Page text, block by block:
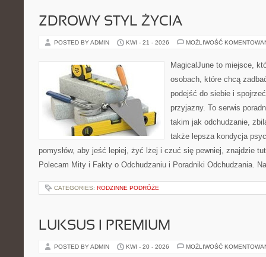
ZDROWY STYL ŻYCIA
POSTED BY ADMIN KWI - 21 - 2026 MOŻLIWOŚĆ
MagicalJune to miejsce,
osobach, które chcą
podejść do siebie i
przyjazny. To serwis
takim jak odchudzanie,
także lepsza kondycja
pomysłów, aby jeść lepiej, żyć lżej i czuć się pewniej, znajdzie
Polecam Mity i Fakty o Odchudzaniu i Poradniki Odchudzania.
CATEGORIES: RODZINNE PODRÓŻE
LUKSUS I PREMIUM
POSTED BY ADMIN KWI - 20 - 2026 MOŻLIWOŚĆ